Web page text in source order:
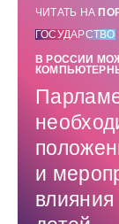
ЧИТАТЬ НА
ГОСУДАРСТВО
В РОССИИ
и